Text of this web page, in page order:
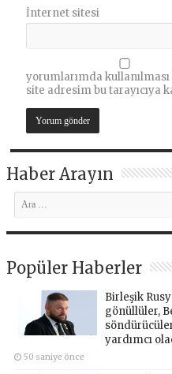
İnternet sitesi
yorumlarımda
site adresim bu tarayıcıya
Haber Arayın
Popüler Haberler
Birleşik
gönüllüler,
yardımcı
50 saniye önce